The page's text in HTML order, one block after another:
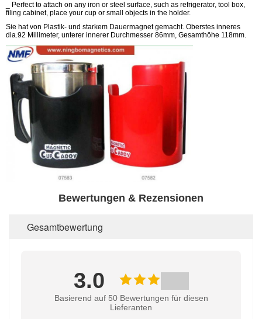
_ Perfect to attach on any iron or steel surface, such as refrigerator, tool box,
filing cabinet, place your cup or small objects in the holder.
Sie hat von Plastik- und starkem Dauermagnet gemacht. Oberstes inneres
dia.92 Millimeter, unterer innerer Durchmesser 86mm, Gesamthöhe 118mm.
Bewertungen & Rezensionen
Gesamtbewertung
3.0
Basierend auf 50 Bewertungen für diesen
Lieferanten